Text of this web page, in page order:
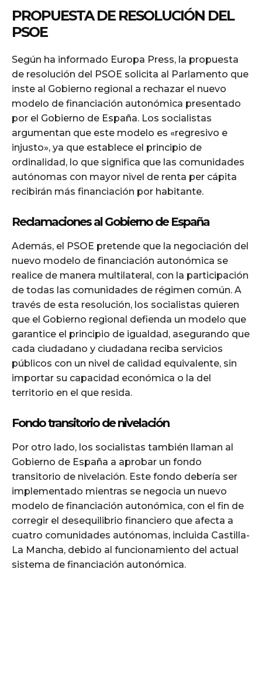
PROPUESTA DE RESOLUCIÓN DEL
PSOE
Según ha informado Europa Press, la propuesta
de resolución del PSOE solicita al Parlamento que
inste al Gobierno regional a rechazar el nuevo
modelo de financiación autonómica presentado
por el Gobierno de España. Los socialistas
argumentan que este modelo es «regresivo e
injusto», ya que establece el principio de
ordinalidad, lo que significa que las comunidades
autónomas con mayor nivel de renta per cápita
recibirán más financiación por habitante.
Reclamaciones al Gobierno de España
Además, el PSOE pretende que la negociación del
nuevo modelo de financiación autonómica se
realice de manera multilateral, con la participación
de todas las comunidades de régimen común. A
través de esta resolución, los socialistas quieren
que el Gobierno regional defienda un modelo que
garantice el principio de igualdad, asegurando que
cada ciudadano y ciudadana reciba servicios
públicos con un nivel de calidad equivalente, sin
importar su capacidad económica o la del
territorio en el que resida.
Fondo transitorio de nivelación
Por otro lado, los socialistas también llaman al
Gobierno de España a aprobar un fondo
transitorio de nivelación. Este fondo debería ser
implementado mientras se negocia un nuevo
modelo de financiación autonómica, con el fin de
corregir el desequilibrio financiero que afecta a
cuatro comunidades autónomas, incluida Castilla-
La Mancha, debido al funcionamiento del actual
sistema de financiación autonómica.